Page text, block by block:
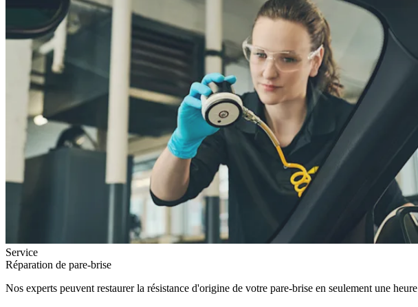
Service
Réparation de pare-brise
Nos experts peuvent restaurer la résistance d'origine de votre pare-brise en seulement une heure